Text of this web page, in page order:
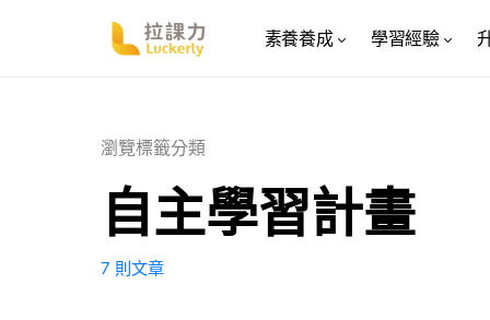
素養養成 學習經驗
瀏覽標籤分類
自主學習計畫
7 則文章